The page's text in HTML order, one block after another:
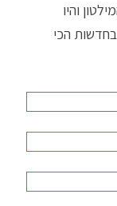
והיו
הכי